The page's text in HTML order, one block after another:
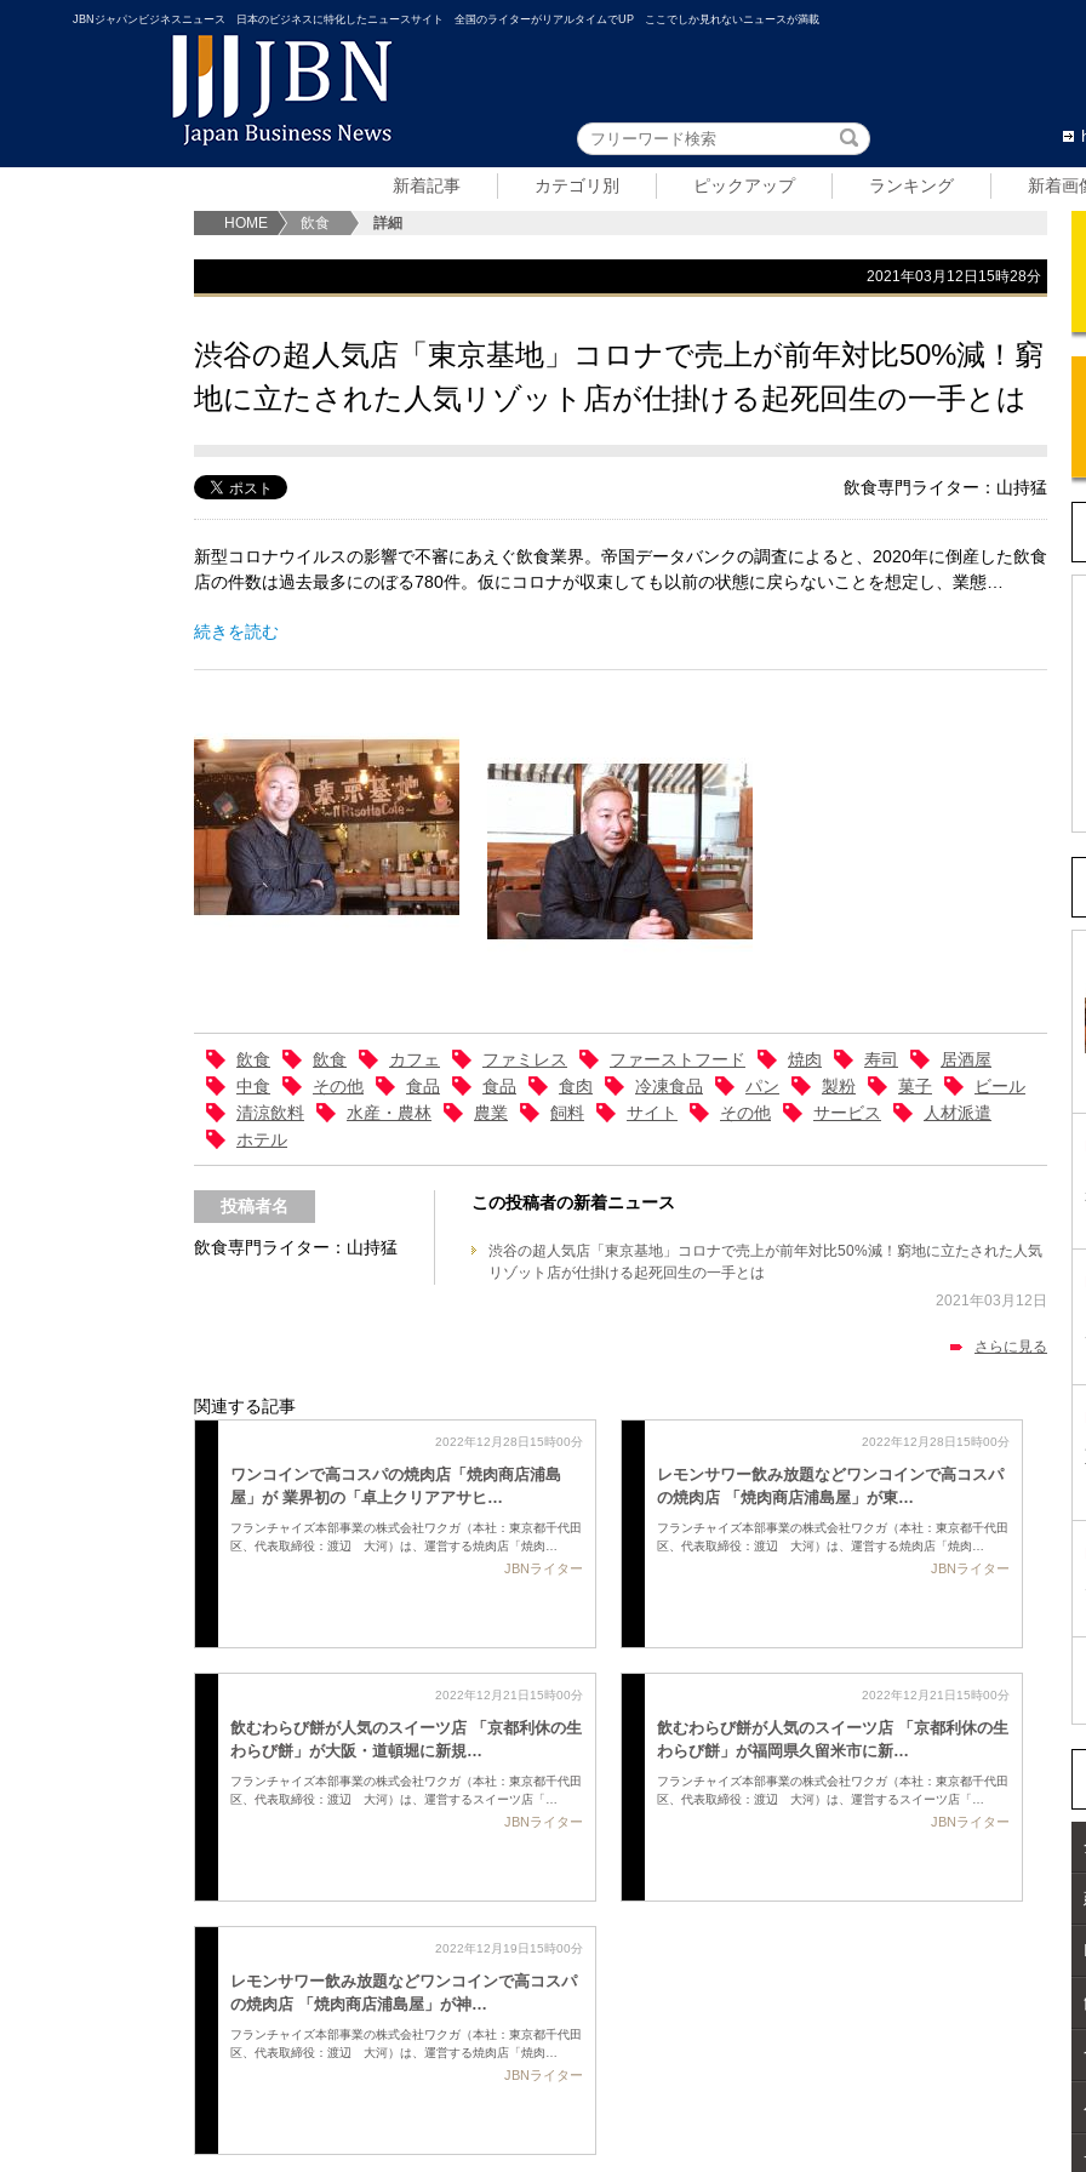
JBNジャパンビジネスニュース 日本のビジネスに特化したニュースサイト 全国のライターがリアルタイムでUP ここでしか見れないニュースが満載
新着記事 カテゴリ別 ピックアップ ランキング 新着画
HOME 飲食 詳細
2021年03月12日15時28分
渋谷の超人気店「東京基地」コロナで売上が前年対比50%減！窮
地に立たされた人気リゾット店が仕掛ける起死回生の一手とは
飲食専門ライター：山持猛
新型コロナウイルスの影響で不審にあえぐ飲食業界。帝国データバンクの調査によると、2020年に倒産した飲食
店の件数は過去最多にのぼる780件。仮にコロナが収束しても以前の状態に戻らないことを想定し、業態…
続きを読む
飲食 飲食 カフェ ファミレス ファーストフード 焼肉 寿司
居酒屋
中食
その他 食品 食品 食肉 冷凍食品 パン 製粉 菓子
ビール
清涼飲料
水産・農林 農業 飼料 サイト その他 サービス
人材派遣
ホテル
投稿者名
飲食専門ライター：山持猛
この投稿者の新着ニュース
渋谷の超人気店「東京基地」コロナで売上が前年対比50%減！窮地に立たされた人気
リゾット店が仕掛ける起死回生の一手とは
2021年03月12日
さらに見る
関連する記事
2022年12月28日15時00分
ワンコインで高コスパの焼肉店「焼肉商店浦島
屋」が 業界初の「卓上クリアアサヒ…
フランチャイズ本部事業の株式会社ワクガ（本社：東京都千代田
区、代表取締役：渡辺 大河）は、運営する焼肉店「焼肉…
JBNライター
2022年12月28日15時00分
レモンサワー飲み放題などワンコインで高コスパ
の焼肉店 「焼肉商店浦島屋」が東…
フランチャイズ本部事業の株式会社ワクガ（本社：東京都千代田
区、代表取締役：渡辺 大河）は、運営する焼肉店「焼肉…
JBNライター
2022年12月21日15時00分
飲むわらび餅が人気のスイーツ店 「京都利休の生
わらび餅」が大阪・道頓堀に新規…
フランチャイズ本部事業の株式会社ワクガ（本社：東京都千代田
区、代表取締役：渡辺 大河）は、運営するスイーツ店「…
JBNライター
2022年12月21日15時00分
飲むわらび餅が人気のスイーツ店 「京都利休の生
わらび餅」が福岡県久留米市に新…
フランチャイズ本部事業の株式会社ワクガ（本社：東京都千代田
区、代表取締役：渡辺 大河）は、運営するスイーツ店「…
JBNライター
2022年12月19日15時00分
レモンサワー飲み放題などワンコインで高コスパ
の焼肉店 「焼肉商店浦島屋」が神…
フランチャイズ本部事業の株式会社ワクガ（本社：東京都千代田
区、代表取締役：渡辺 大河）は、運営する焼肉店「焼肉…
JBNライター